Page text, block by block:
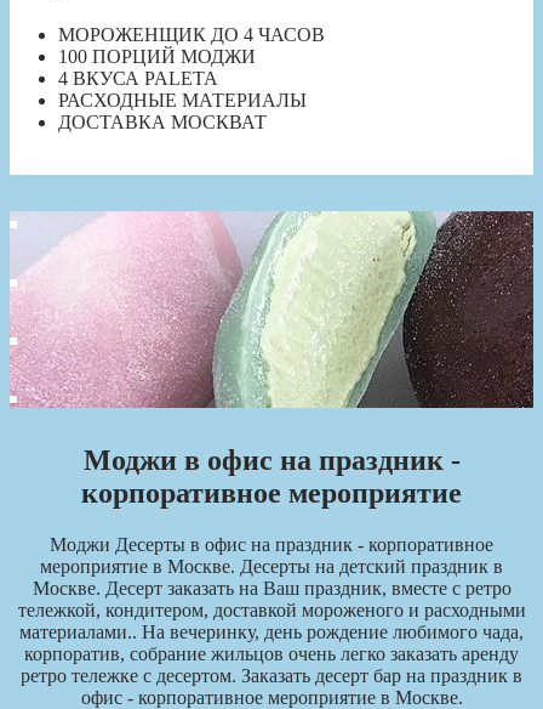
МОРОЖЕНЩИК ДО 4 ЧАСОВ
100 ПОРЦИЙ МОДЖИ
4 ВКУСА PALETA
РАСХОДНЫЕ МАТЕРИАЛЫ
ДОСТАВКА МОСКВАТ
Моджи в офис на праздник -
корпоративное мероприятие
Моджи Десерты в офис на праздник - корпоративное
мероприятие в Москве. Десерты на детский праздник в
Москве. Десерт заказать на Ваш праздник, вместе с ретро
тележкой, кондитером, доставкой мороженого и расходными
материалами.. На вечеринку, день рождение любимого чада,
корпоратив, собрание жильцов очень легко заказать аренду
ретро тележке с десертом. Заказать десерт бар на праздник в
офис - корпоративное мероприятие в Москве.